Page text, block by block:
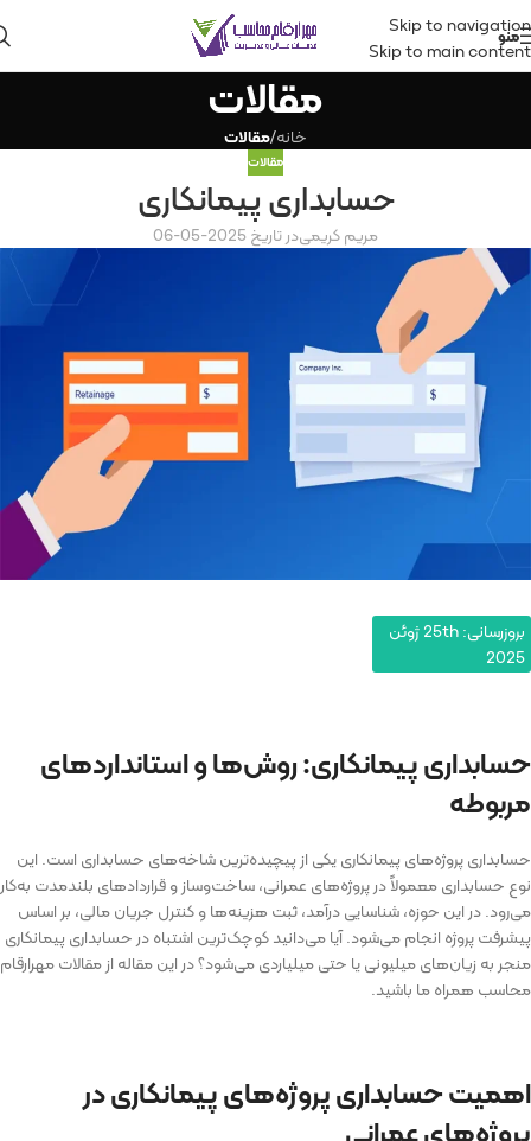
Skip to navigation
Skip to main content
منو
مقالات
خانه/مقالات
مقالات
حسابداری پیمانکاری
مریم کریمیدر تاریخ 2025-05-06
بروزرسانی: 25th ژوئن
2025
حسابداری پیمانکاری: روش‌ها و استانداردهای
مربوطه
حسابداری پروژه‌های پیمانکاری یکی از پیچیده‌ترین شاخه‌های حسابداری است. این
نوع حسابداری معمولاً در پروژه‌های عمرانی، ساخت‌وساز و قراردادهای بلندمدت به‌کار
می‌رود. در این حوزه، شناسایی درآمد، ثبت هزینه‌ها و کنترل جریان مالی، بر اساس
پیشرفت پروژه انجام می‌شود. آیا می‌دانید کوچک‌ترین اشتباه در حسابداری پیمانکاری
منجر به زیان‌های میلیونی یا حتی میلیاردی می‌شود؟ در این مقاله از مقالات مهرارقام
محاسب همراه ما باشید.
اهمیت حسابداری پروژه‌های پیمانکاری در